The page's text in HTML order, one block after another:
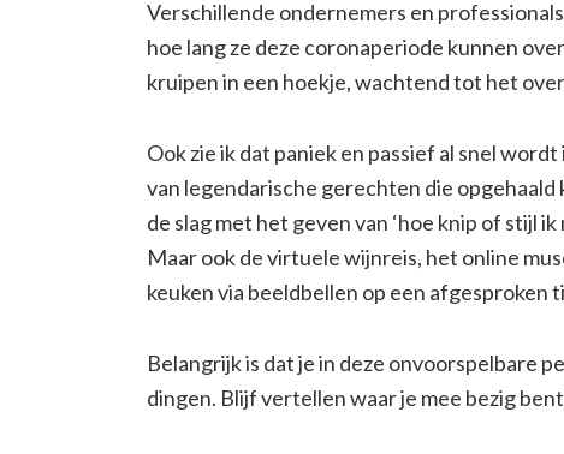
Verschillende ondernemers en
hoe lang ze deze coronaperiode kunnen
kruipen in een hoekje, wachtend tot het
Ook zie ik dat paniek en passief al snel
van legendarische gerechten die
de slag met het geven van ‘hoe knip of stijl
Maar ook de virtuele wijnreis, het online
keuken via beeldbellen op een
Belangrijk is dat je in deze onvoorspelbare
dingen. Blijf vertellen waar je mee bezig